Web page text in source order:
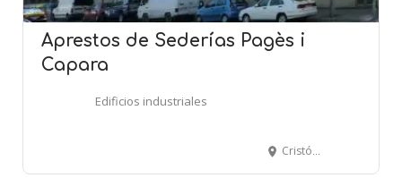
Aprestos de Sederías Pagès i
Capara
Edificios industriales
Cristóbal de Moura, 118-134 - BARCELONA